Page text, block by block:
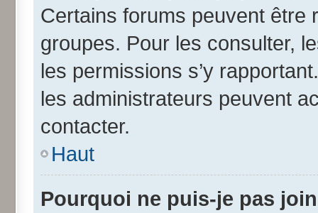
Certains forums peuvent être
groupes. Pour les consulter,
les permissions s’y
les administrateurs peuvent
contacter.
Haut
Pourquoi ne puis-je pas